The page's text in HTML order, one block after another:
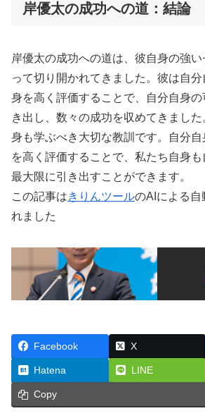
岸優太の成功への道：結論
岸優太の成功への道は、彼自身の強
って切り開かれてきました。彼は自
身を高く評価することで、自分自身の
き出し、数々の成功を収めてきまし
身も学ぶべき大切な教訓です。自分
を高く評価することで、私たち自身
最大限に引き出すことができます。
この記事はきりんツールのAIによる自
れました
Facebook X
Hatena LINE
Copy